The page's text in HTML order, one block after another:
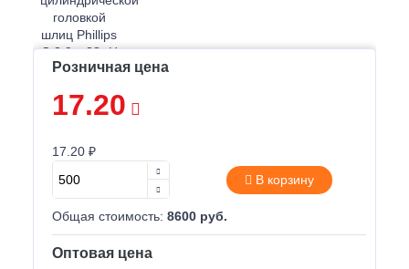
Розничная цена
17.20
17.20 ₽
В корзину
Общая стоимость: 8600 руб.
Оптовая цена